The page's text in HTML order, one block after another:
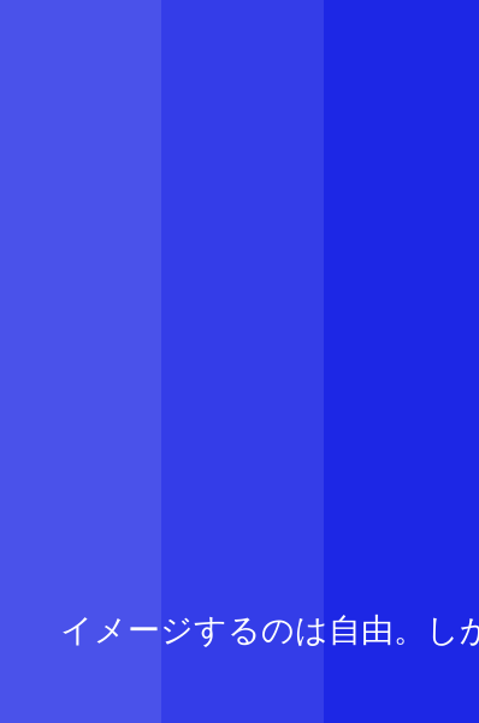
イメージするのは自由。し